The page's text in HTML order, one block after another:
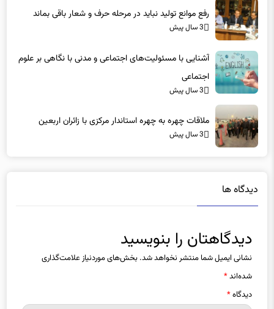
رفع موانع تولید نباید در مرحله حرف و شعار باقی بماند
3 سال پیش
آشنایی با مسئولیت‌های اجتماعی و مدنی با نگاهی بر علوم
اجتماعی
3 سال پیش
ملاقات چهره به چهره استاندار مرکزی با زائران اربعین
3 سال پیش
دیدگاه ها
دیدگاهتان را بنویسید
نشانی ایمیل شما منتشر نخواهد شد. بخش‌های موردنیاز علامت‌گذاری
شده‌اند*
دیدگاه*